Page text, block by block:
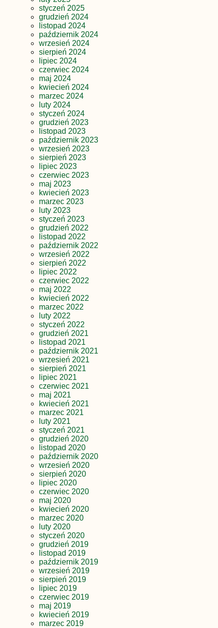
styczeń 2025
grudzień 2024
listopad 2024
październik 2024
wrzesień 2024
sierpień 2024
lipiec 2024
czerwiec 2024
maj 2024
kwiecień 2024
marzec 2024
luty 2024
styczeń 2024
grudzień 2023
listopad 2023
październik 2023
wrzesień 2023
sierpień 2023
lipiec 2023
czerwiec 2023
maj 2023
kwiecień 2023
marzec 2023
luty 2023
styczeń 2023
grudzień 2022
listopad 2022
październik 2022
wrzesień 2022
sierpień 2022
lipiec 2022
czerwiec 2022
maj 2022
kwiecień 2022
marzec 2022
luty 2022
styczeń 2022
grudzień 2021
listopad 2021
październik 2021
wrzesień 2021
sierpień 2021
lipiec 2021
czerwiec 2021
maj 2021
kwiecień 2021
marzec 2021
luty 2021
styczeń 2021
grudzień 2020
listopad 2020
październik 2020
wrzesień 2020
sierpień 2020
lipiec 2020
czerwiec 2020
maj 2020
kwiecień 2020
marzec 2020
luty 2020
styczeń 2020
grudzień 2019
listopad 2019
październik 2019
wrzesień 2019
sierpień 2019
lipiec 2019
czerwiec 2019
maj 2019
kwiecień 2019
marzec 2019